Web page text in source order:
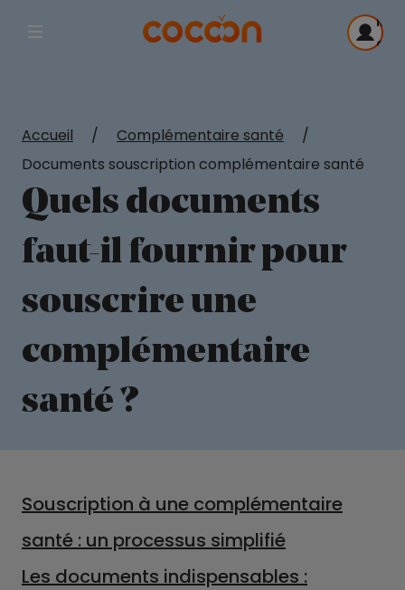
Afficher la navigation principale
Me
Accueil / Complémentaire santé
/
Documents souscription complémentaire santé
Quels documents
faut-il fournir pour
souscrire une
complémentaire
santé ?
Souscription à une complémentaire
santé : un processus simplifié
Les documents indispensables :